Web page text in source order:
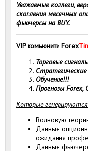
Уважаемые коллеги,
скопления месячных
фьючерсы на BUY.
VIP комьюнити Forex
Торговые
Стратегические
Обучение!!!
Прогнозы Forex,
Которые
Волновую
Данные
ожидания
Данные